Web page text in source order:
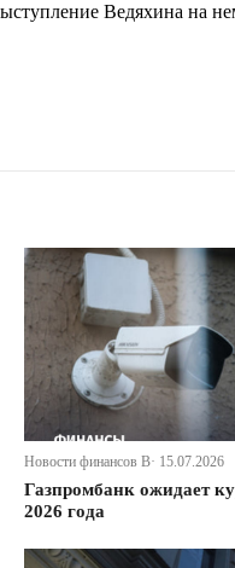
Ведяхина на
Новости финансов В· 15.07.2026
Газпромбанк ожидает
2026 года